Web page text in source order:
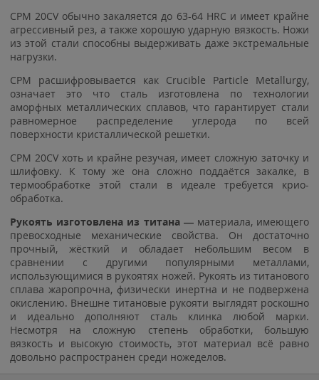
CPM 20CV обычно закаляется до 63-64 HRC и имеет крайне
агрессивный рез, а также хорошую ударную вязкость. Ножи
из этой стали способны выдерживать даже экстремальные
нагрузки.
СРМ расшифровывается как Crucible Particle Metallurgy,
означает это что сталь изготовлена по технологии
аморфных металлических сплавов, что гарантирует стали
равномерное распределение углерода по всей
поверхности кристаллической решетки.
CPM 20CV хоть и крайне резучая, имеет сложную заточку и
шлифовку. К тому же она сложно поддаётся закалке, в
термообработке этой стали в идеале требуется крио-
обработка.
Рукоять изготовлена из титана —материала, имеющего
превосходные механические свойства. Он достаточно
прочный, жёсткий и обладает небольшим весом в
сравнении с другими популярными металлами,
использующимися в рукоятях ножей. Рукоять из титанового
сплава жаропрочна, физически инертна и не подвержена
окислению. Внешне титановые рукояти выглядят роскошно
и идеально дополняют сталь клинка любой марки.
Несмотря на сложную степень обработки, большую
вязкость и высокую стоимость, этот материал всё равно
довольно распространен среди ножеделов.